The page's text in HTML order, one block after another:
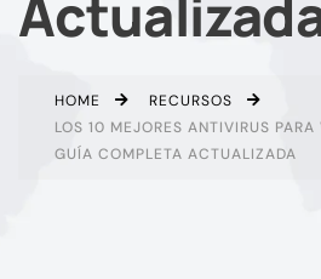
HOME
RECURSOS
LOS 10 MEJORES ANTIVIRUS
GUÍA COMPLETA ACTUALIZADA